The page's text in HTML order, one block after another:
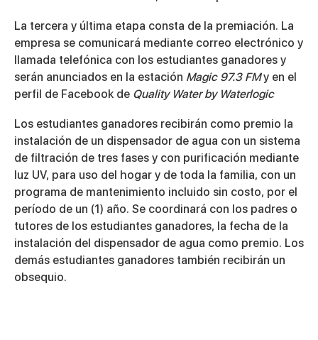
La tercera y última etapa consta de la premiación. La
empresa se comunicará mediante correo electrónico y
llamada telefónica con los estudiantes ganadores y
serán anunciados en la estación Magic 97.3 FMy en el
perfil de Facebook de Quality Water by Waterlogic
Los estudiantes ganadores recibirán como premio la
instalación de un dispensador de agua con un sistema
de filtración de tres fases y con purificación mediante
luz UV, para uso del hogar y de toda la familia, con un
programa de mantenimiento incluido sin costo, por el
período de un (1) año. Se coordinará con los padres o
tutores de los estudiantes ganadores, la fecha de la
instalación del dispensador de agua como premio. Los
demás estudiantes ganadores también recibirán un
obsequio.